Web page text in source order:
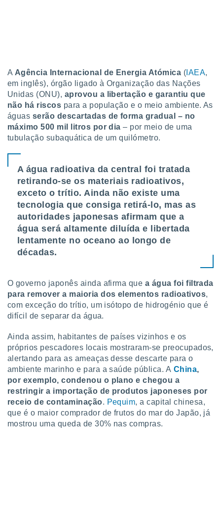
medir
da
medir o
dos
de
de dados
fontes,
e melhorar
dados
estudos
e
de
A Agência Internacional de Energia Atómica ( IAEA,
em inglês), órgão ligado à Organização das Nações
Unidas (ONU), aprovou a libertação e garantiu que
não há riscos para a população e o meio ambiente. As
águas serão descartadas de forma gradual – no
máximo 500 mil litros por dia – por meio de uma
tubulação subaquática de um quilómetro.
A água radioativa da central foi tratada
retirando-se os materiais radioativos,
exceto o trítio. Ainda não existe uma
tecnologia que consiga retirá-lo, mas as
autoridades japonesas afirmam que a
água será altamente diluída e libertada
lentamente no oceano ao longo de
décadas.
O governo japonês ainda afirma que a água foi filtrada
para remover a maioria dos elementos radioativos,
com exceção do trítio, um isótopo de hidrogénio que é
difícil de separar da água.
Ainda assim, habitantes de países vizinhos e os
próprios pescadores locais mostraram-se preocupados,
alertando para as ameaças desse descarte para o
ambiente marinho e para a saúde pública. A China,
por exemplo, condenou o plano e chegou a
restringir a importação de produtos japoneses por
receio de contaminação. Pequim, a capital chinesa,
que é o maior comprador de frutos do mar do Japão, já
mostrou uma queda de 30% nas compras.